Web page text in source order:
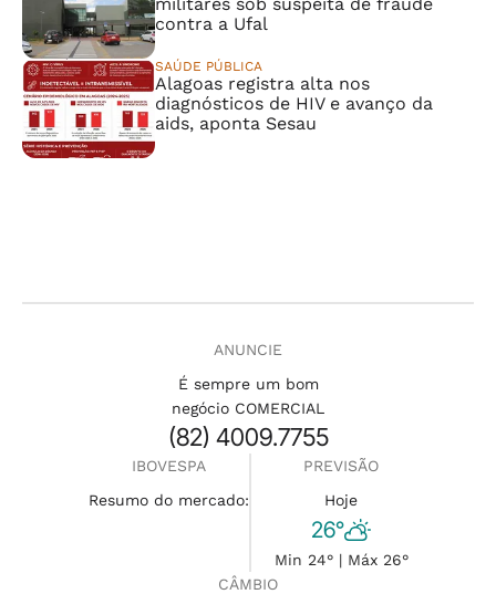
contra a Ufal
SAÚDE PÚBLICA
Alagoas registra alta nos
diagnósticos de HIV e avanço da
aids, aponta Sesau
ANUNCIE
É sempre um bom
negócio COMERCIAL
(82) 4009.7755
IBOVESPA
Resumo do mercado:
PREVISÃO
Hoje
26°
Min 24° | Máx 26°
CÂMBIO